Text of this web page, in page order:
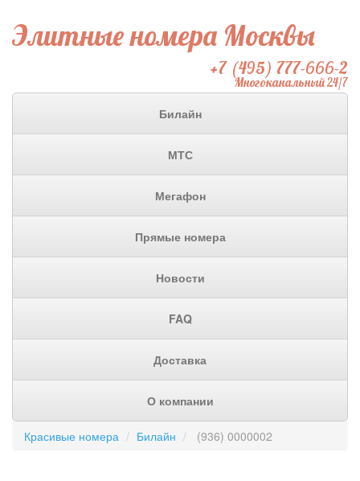
Элитные номера Москвы
+7 (495) 777-666-2
Многоканальный 24/7
Билайн
МТС
Мегафон
Прямые номера
Новости
FAQ
Доставка
О компании
Красивые номера Билайн (936) 0000002